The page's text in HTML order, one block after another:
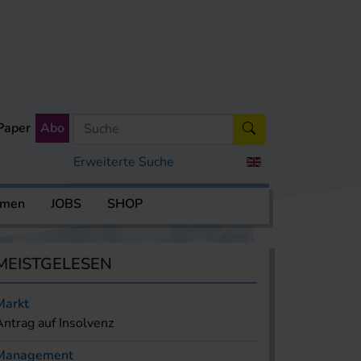
Erweiterte Suche
Abo
JOBS SHOP
auf Insolvenz